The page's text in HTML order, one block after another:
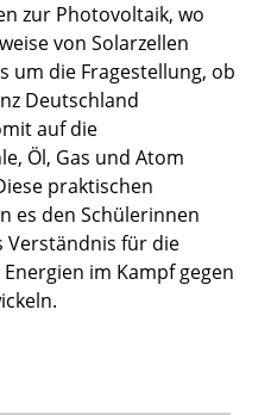
zur Photovoltaik, wo
von Solarzellen
um die Fragestellung, ob
Deutschland
auf die
Öl, Gas und Atom
praktischen
es den Schülerinnen
Verständnis für die
im Kampf gegen